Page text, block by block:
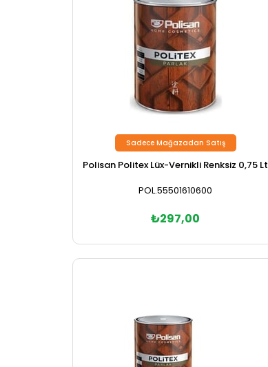
Polisan Politex Lüx-Vernikli Renksiz 0,75 Lt
POL.55501610600
₺297,00
Sadece Mağazadan Satış